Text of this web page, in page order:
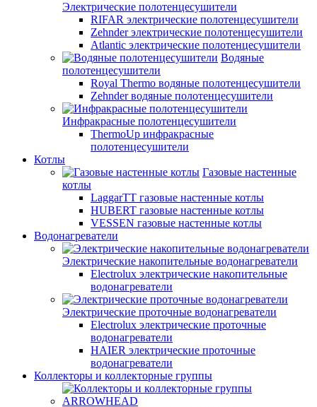
Электрические полотенцесушители
RIFAR электрические полотенцесушители
Zehnder электрические полотенцесушители
Atlantic электрические полотенцесушители
Водяные
полотенцесушители
Royal Thermo водяные полотенцесушители
Zehnder водяные полотенцесушители
Инфракрасные полотенцесушители
ThermoUp инфракрасные
полотенцесушители
Котлы
Газовые настенные
котлы
LaggarTT газовые настенные котлы
HUBERT газовые настенные котлы
VESSEN газовые настенные котлы
Водонагреватели
Электрические накопительные водонагреватели
Electrolux электрические накопительные
водонагреватели
Электрические проточные водонагреватели
Electrolux электрические проточные
водонагреватели
HAIER электрические проточные
водонагреватели
Коллекторы и коллекторные группы